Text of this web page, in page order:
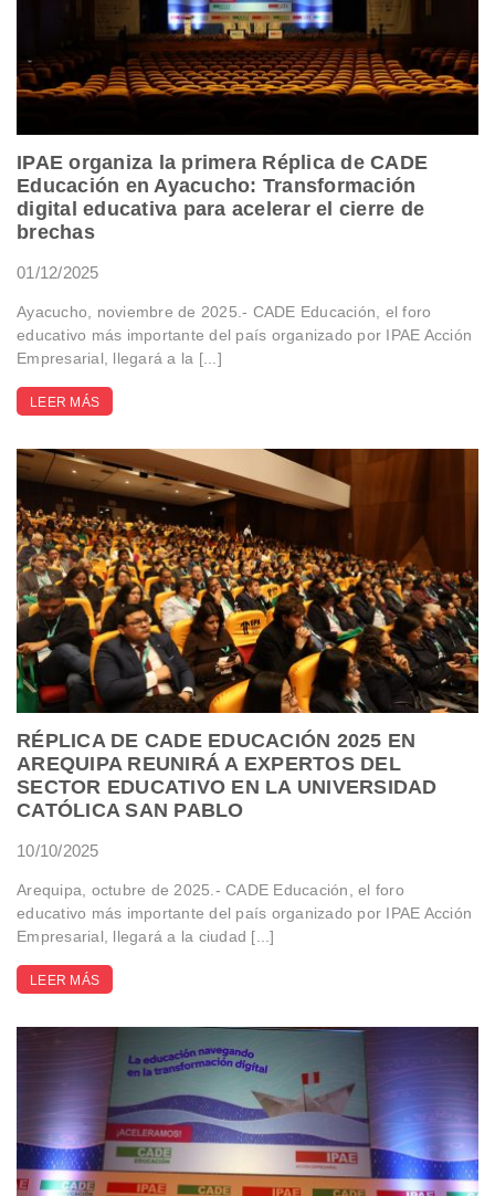
IPAE organiza la primera Réplica de CADE
Educación en Ayacucho: Transformación
digital educativa para acelerar el cierre de
brechas
01/12/2025
Ayacucho, noviembre de 2025.- CADE Educación, el foro
educativo más importante del país organizado por IPAE Acción
Empresarial, llegará a la [...]
LEER MÁS
RÉPLICA DE CADE EDUCACIÓN 2025 EN
AREQUIPA REUNIRÁ A EXPERTOS DEL
SECTOR EDUCATIVO EN LA UNIVERSIDAD
CATÓLICA SAN PABLO
10/10/2025
Arequipa, octubre de 2025.- CADE Educación, el foro
educativo más importante del país organizado por IPAE Acción
Empresarial, llegará a la ciudad [...]
LEER MÁS